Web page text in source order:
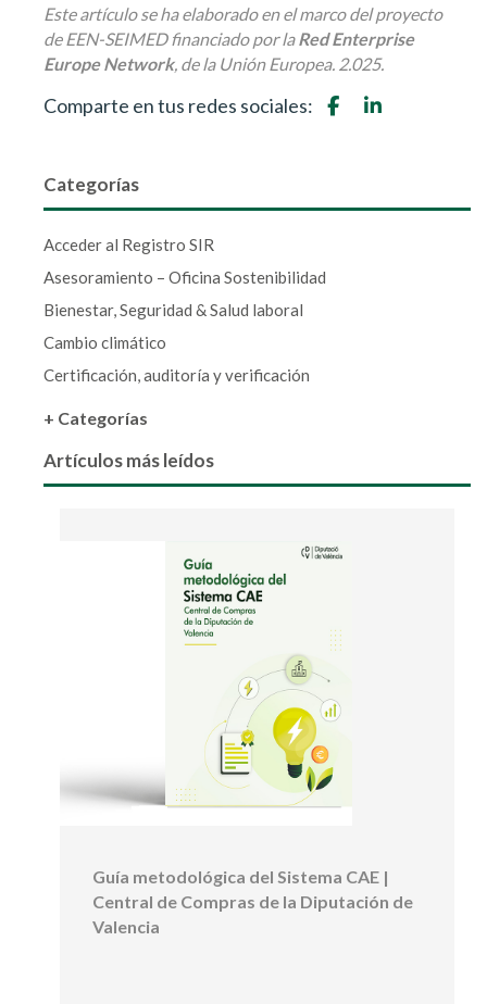
Este artículo se ha elaborado en el marco del proyecto
de EEN-SEIMED financiado por laRed Enterprise
Europe Network, de la Unión Europea. 2.025.
Comparte en tus redes sociales:
Categorías
Acceder al Registro SIR
Asesoramiento – Oficina Sostenibilidad
Bienestar, Seguridad & Salud laboral
Cambio climático
Certificación, auditoría y verificación
+ Categorías
Artículos más leídos
Guía metodológica del Sistema CAE |
Central de Compras de la Diputación de
Valencia